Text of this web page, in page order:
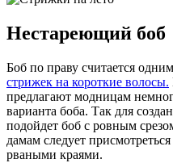
Нестареющий боб
Боб по праву считается
стрижек на короткие волосы.
предлагают модницам
варианта боба. Так для
подойдет боб с ровным
дамам следует
рваными краями.